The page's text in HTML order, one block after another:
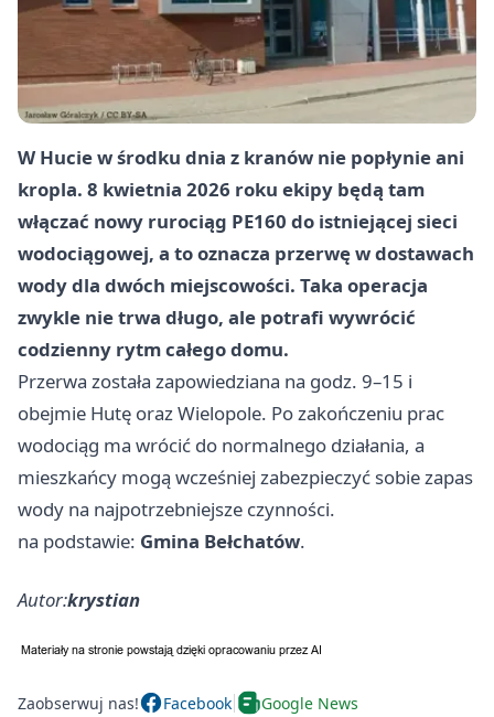
W Hucie w środku dnia z kranów nie popłynie ani
kropla. 8 kwietnia 2026 roku ekipy będą tam
włączać nowy rurociąg PE160 do istniejącej sieci
wodociągowej, a to oznacza przerwę w dostawach
wody dla dwóch miejscowości. Taka operacja
zwykle nie trwa długo, ale potrafi wywrócić
codzienny rytm całego domu.
Przerwa została zapowiedziana na godz. 9–15 i
obejmie Hutę oraz Wielopole. Po zakończeniu prac
wodociąg ma wrócić do normalnego działania, a
mieszkańcy mogą wcześniej zabezpieczyć sobie zapas
wody na najpotrzebniejsze czynności.
na podstawie: Gmina Bełchatów.
Autor:krystian
Zaobserwuj nas! Facebook Google News